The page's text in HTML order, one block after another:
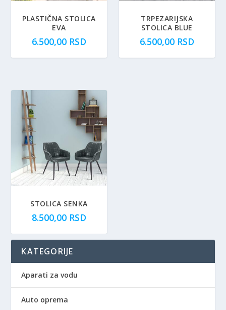
PLASTIČNA STOLICA
EVA
6.500,00 RSD
TRPEZARIJSKA
STOLICA BLUE
6.500,00 RSD
STOLICA SENKA
8.500,00 RSD
KATEGORIJE
Aparati za vodu
Auto oprema